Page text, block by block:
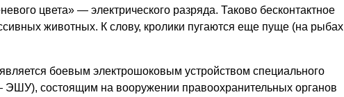
цвета» — электрического разряда. Таково бесконтактное
животных. К слову, кролики пугаются еще пуще (на рыбах
боевым электрошоковым устройством специального
ЭШУ), состоящим на вооружении правоохранительных органов